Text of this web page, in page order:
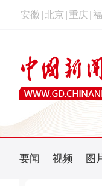
安徽 北京 重庆
要闻 视频 图